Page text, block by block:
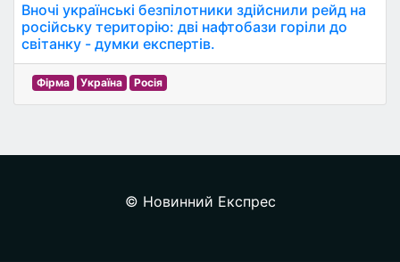
Вночі українські безпілотники здійснили рейд на
російську територію: дві нафтобази горіли до
світанку - думки експертів.
Фірма Україна Росія
© Новинний Експрес